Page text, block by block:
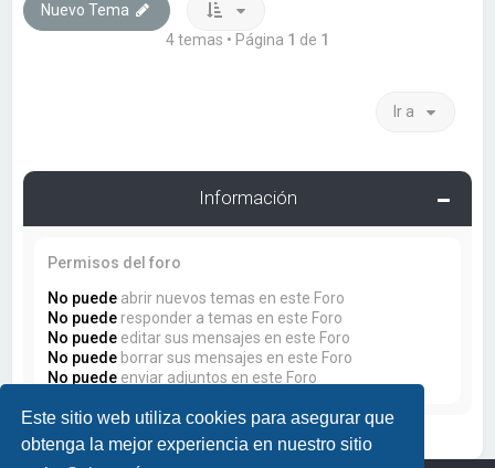
Este sitio web utiliza cookies para asegurar que
obtenga la mejor experiencia en nuestro sitio
Nuevo Tema
4 temas • Página 1 de 1
Ir a
Información
Permisos del foro
No puede abrir nuevos temas en este Foro
No puede responder a temas en este Foro
No puede editar sus mensajes en este Foro
No puede borrar sus mensajes en este Foro
No puede enviar adjuntos en este Foro